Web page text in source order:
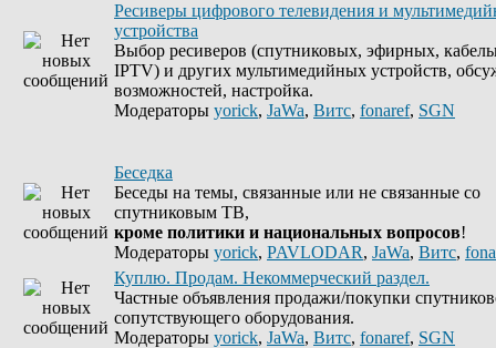
Ресиверы цифрового телевидения и
устройства
Выбор ресиверов (спутниковых, эфирных,
IPTV) и других мультимедийных устройств,
возможностей, настройка.
Модераторы yorick, JaWa, Витс, fonaref, SGN
Беседка
Беседы на темы, связанные или не связанные со
спутниковым ТВ,
кроме политики и национальных вопросов!
Модераторы yorick, PAVLODAR, JaWa, Витс,
Куплю. Продам. Некоммерческий раздел.
Частные объявления продажи/покупки
сопутствующего оборудования.
Модераторы yorick, JaWa, Витс, fonaref, SGN